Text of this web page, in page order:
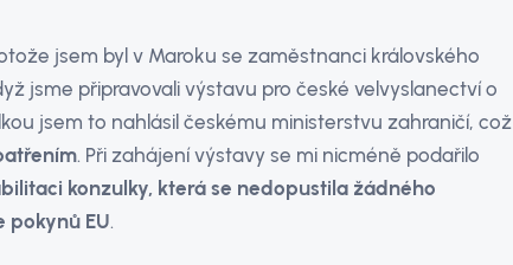
jsem byl v Maroku se zaměstnanci královského
jsme připravovali výstavu pro české velvyslanectví o
jsem to nahlásil českému ministerstvu zahraničí, což
. Při zahájení výstavy se mi nicméně podařilo
konzulky, která se nedopustila žádného
EU.